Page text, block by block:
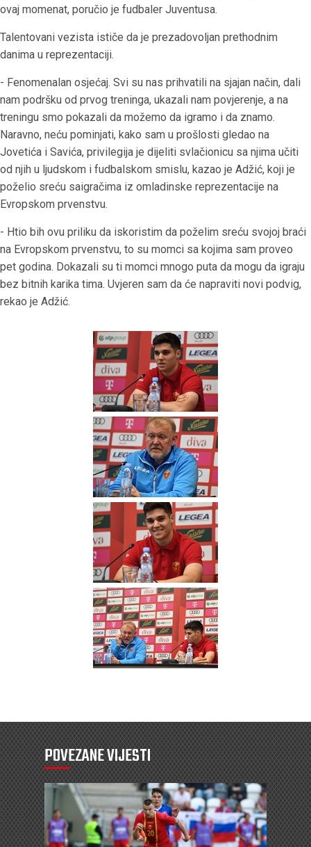
ovaj momenat, poručio je fudbaler Juventusa.
Talentovani vezista ističe da je prezadovoljan prethodnim
danima u reprezentaciji.
- Fenomenalan osjećaj. Svi su nas prihvatili na sjajan način, dali
nam podršku od prvog treninga, ukazali nam povjerenje, a na
treningu smo pokazali da možemo da igramo i da znamo.
Naravno, neću pominjati, kako sam u prošlosti gledao na
Jovetića i Savića, privilegija je dijeliti svlačionicu sa njima učiti
od njih u ljudskom i fudbalskom smislu, kazao je Adžić, koji je
poželio sreću saigračima iz omladinske reprezentacije na
Evropskom prvenstvu.
- Htio bih ovu priliku da iskoristim da poželim sreću svojoj braći
na Evropskom prvenstvu, to su momci sa kojima sam proveo
pet godina. Dokazali su ti momci mnogo puta da mogu da igraju
bez bitnih karika tima. Uvjeren sam da će napraviti novi podvig,
rekao je Adžić.
POVEZANE VIJESTI